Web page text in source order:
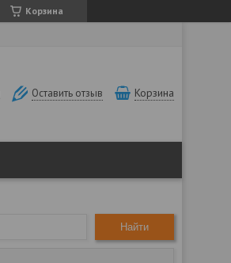
Корзина
Оставить отзыв Корзина
Найти